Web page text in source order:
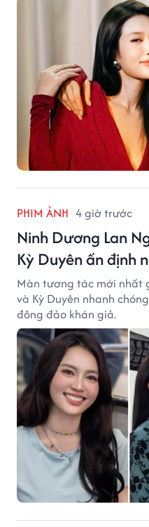
PHIM ẢNH 4 giờ trước
Ninh Dương Lan
Kỳ Duyên ấn định
Màn tương tác mới nhất
và Kỳ Duyên nhanh
đông đảo khán giả.